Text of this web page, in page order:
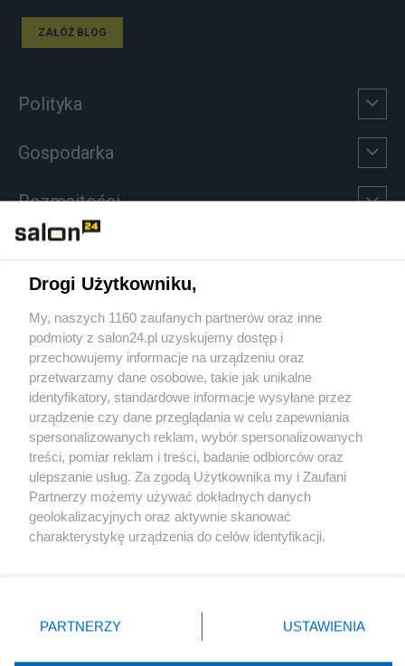
ZAŁÓŻ BLOG
Polityka
Gospodarka
Rozmaitości
Sport
Społeczeństwo
Kultura
X Facebook Instagram Youtube
Drogi Użytkowniku,
My, naszych 1160 zaufanych partnerów oraz inne
podmioty z salon24.pl uzyskujemy dostęp i
przechowujemy informacje na urządzeniu oraz
przetwarzamy dane osobowe, takie jak unikalne
identyfikatory, standardowe informacje wysyłane przez
urządzenie czy dane przeglądania w celu zapewniania
spersonalizowanych reklam, wybór spersonalizowanych
treści, pomiar reklam i treści, badanie odbiorców oraz
ulepszanie usług. Za zgodą Użytkownika my i Zaufani
Partnerzy możemy używać dokładnych danych
geolokalizacyjnych oraz aktywnie skanować
charakterystykę urządzenia do celów identyfikacji.
zmienić/wycofać klikając przycisk ustawień prywatności
znajdujący się w lewym dolnym rogu strony
rodzaje przetwarzania danych nie wymagają zgody
PARTNERZY USTAWIENIA